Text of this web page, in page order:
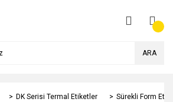
ARA
DK Serisi Termal Etiketler Sürekli Form